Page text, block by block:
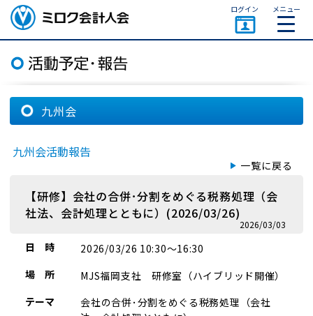
ミロク会計人会 MIROKU
ACCOUNTING PERSON
ASSOCIATION
ログイン メニュー
九州会
九州会活動報告
一覧に戻る
【研修】会社の合併･分割をめぐる税務処理（会
社法、会計処理とともに）(2026/03/26)
2026/03/03
日 時
2026/03/26 10:30～16:30
場 所
MJS福岡支社 研修室（ハイブリッド開催）
テーマ
会社の合併･分割をめぐる税務処理（会社